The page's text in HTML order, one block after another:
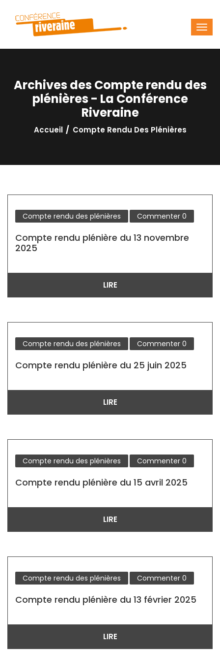
Archives des Compte rendu des
plénières - La Conférence
Riveraine
Accueil Compte Rendu Des Plénières
Compte rendu des plénières Commenter 0
Compte rendu plénière du 13 novembre
2025
LIRE
Compte rendu des plénières Commenter 0
Compte rendu plénière du 25 juin 2025
LIRE
Compte rendu des plénières Commenter 0
Compte rendu plénière du 15 avril 2025
LIRE
Compte rendu des plénières Commenter 0
Compte rendu plénière du 13 février 2025
LIRE